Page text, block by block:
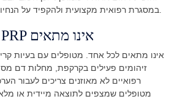
במסגרת רפואית מקצועית ולהקפיד על הנחיות לאחר הטיפול.
למי טיפול PRP אינו מתאים
זיהומים פעילים בקרקפת, מחלות דם
רפואיים לא מאוזנים צריכים לעבור
מטופלים שמצפים לתוצאה מיידית או